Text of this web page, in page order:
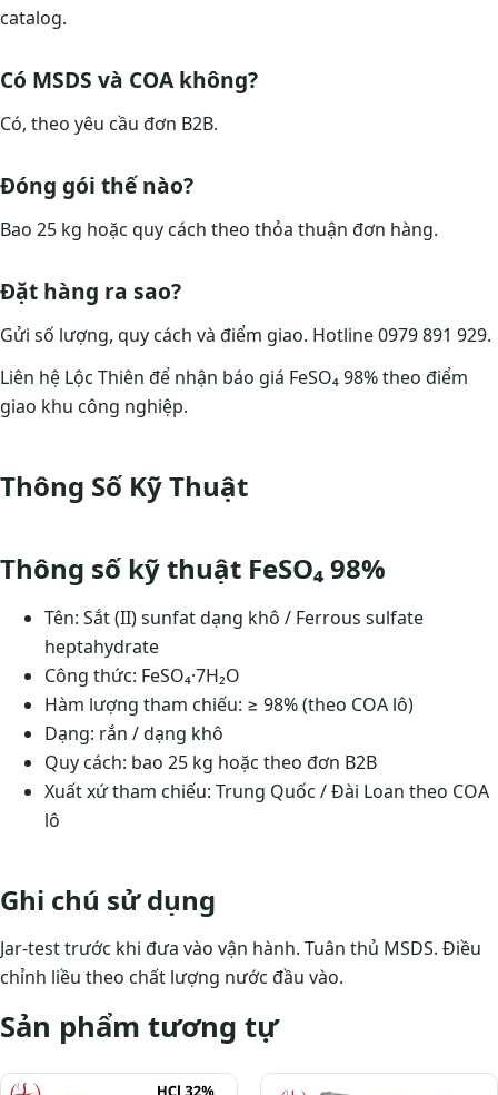
catalog.
Có MSDS và COA không?
Có, theo yêu cầu đơn B2B.
Đóng gói thế nào?
Bao 25 kg hoặc quy cách theo thỏa thuận đơn hàng.
Đặt hàng ra sao?
Gửi số lượng, quy cách và điểm giao. Hotline 0979 891 929.
Liên hệ Lộc Thiên để nhận báo giá FeSO₄ 98% theo điểm
giao khu công nghiệp.
Thông Số Kỹ Thuật
Thông số kỹ thuật FeSO₄ 98%
Tên: Sắt (II) sunfat dạng khô / Ferrous sulfate
heptahydrate
Công thức: FeSO₄·7H₂O
Hàm lượng tham chiếu: ≥ 98% (theo COA lô)
Dạng: rắn / dạng khô
Quy cách: bao 25 kg hoặc theo đơn B2B
Xuất xứ tham chiếu: Trung Quốc / Đài Loan theo COA
lô
Ghi chú sử dụng
Jar-test trước khi đưa vào vận hành. Tuân thủ MSDS. Điều
chỉnh liều theo chất lượng nước đầu vào.
Sản phẩm tương tự